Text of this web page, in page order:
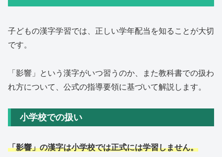
子どもの漢字学習では、正しい学年配当を知ることが大切
です。
「影響」という漢字がいつ習うのか、また教科書での扱わ
れ方について、公式の指導要領に基づいて解説します。
小学校での扱い
「影響」の漢字は小学校では正式には学習しません。